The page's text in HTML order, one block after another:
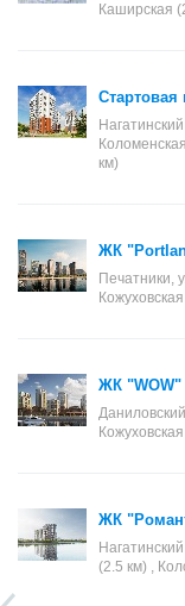
Каширская
Стартовая
км)
ЖК
Печатники,
ЖК "WOW"
ЖК
(2.5 км) ,